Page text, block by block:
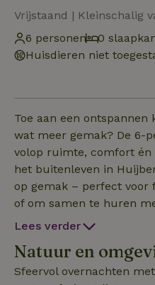
Vrijstaand | Kleinschalig
6 personen
0
Huisdieren niet
Toe aan een
wat meer gemak? De 6-
volop ruimte, comfort én
het buitenleven in
op gemak – perfect voor
of om samen te huren
Glamping in alle rust en
van de camping, met
directe toegang tot
Lees verder
Natuur en
Sfeervol overnachten